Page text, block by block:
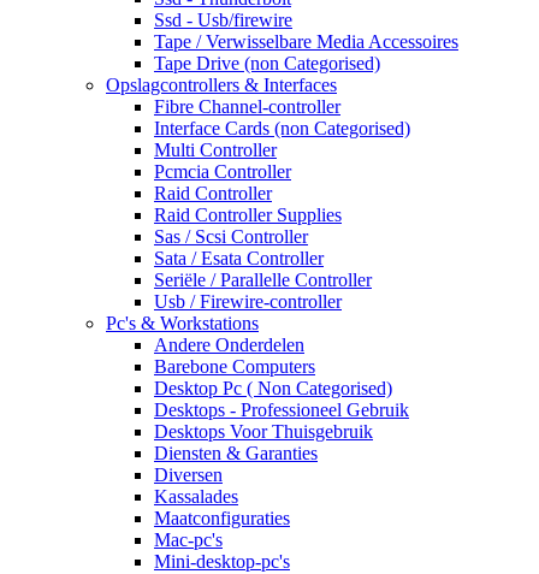
Ssd - Usb/firewire
Tape / Verwisselbare Media Accessoires
Tape Drive (non Categorised)
Opslagcontrollers & Interfaces
Fibre Channel-controller
Interface Cards (non Categorised)
Multi Controller
Pcmcia Controller
Raid Controller
Raid Controller Supplies
Sas / Scsi Controller
Sata / Esata Controller
Seriële / Parallelle Controller
Usb / Firewire-controller
Pc's & Workstations
Andere Onderdelen
Barebone Computers
Desktop Pc ( Non Categorised)
Desktops - Professioneel Gebruik
Desktops Voor Thuisgebruik
Diensten & Garanties
Diversen
Kassalades
Maatconfiguraties
Mac-pc's
Mini-desktop-pc's